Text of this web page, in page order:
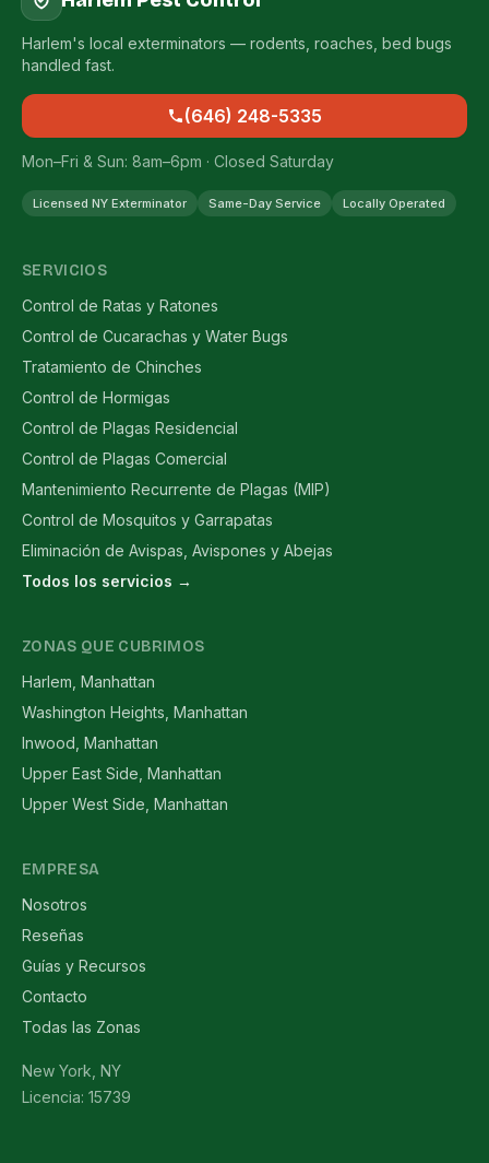
Harlem's local exterminators — rodents, roaches, bed bugs
handled fast.
(646) 248-5335
Mon–Fri & Sun: 8am–6pm · Closed Saturday
Licensed NY Exterminator Same-Day Service Locally Operated
SERVICIOS
Control de Ratas y Ratones
Control de Cucarachas y Water Bugs
Tratamiento de Chinches
Control de Hormigas
Control de Plagas Residencial
Control de Plagas Comercial
Mantenimiento Recurrente de Plagas (MIP)
Control de Mosquitos y Garrapatas
Eliminación de Avispas, Avispones y Abejas
Todos los servicios →
ZONAS QUE CUBRIMOS
Harlem, Manhattan
Washington Heights, Manhattan
Inwood, Manhattan
Upper East Side, Manhattan
Upper West Side, Manhattan
EMPRESA
Nosotros
Reseñas
Guías y Recursos
Contacto
Todas las Zonas
New York, NY
Licencia: 15739